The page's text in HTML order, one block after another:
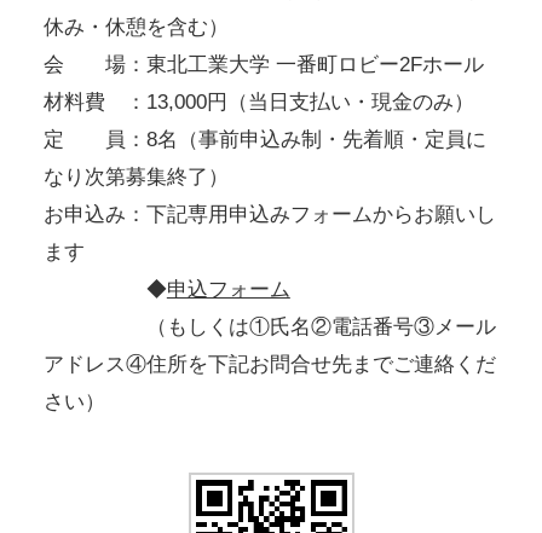
休み・休憩を含む）
会 場：東北工業大学 一番町ロビー2Fホール
材料費 ：13,000円（当日支払い・現金のみ）
定 員：8名（事前申込み制・先着順・定員に
なり次第募集終了）
お申込み：下記専用申込みフォームからお願いし
ます
◆申込フォーム
（もしくは①氏名②電話番号③メール
アドレス④住所を下記お問合せ先までご連絡くだ
さい）